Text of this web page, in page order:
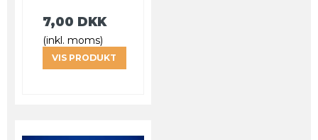
7,00 DKK
(inkl. moms)
VIS PRODUKT